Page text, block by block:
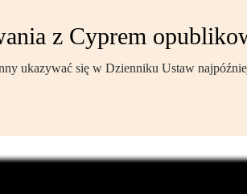
z Cyprem
ukazywać się w Dzienniku Ustaw